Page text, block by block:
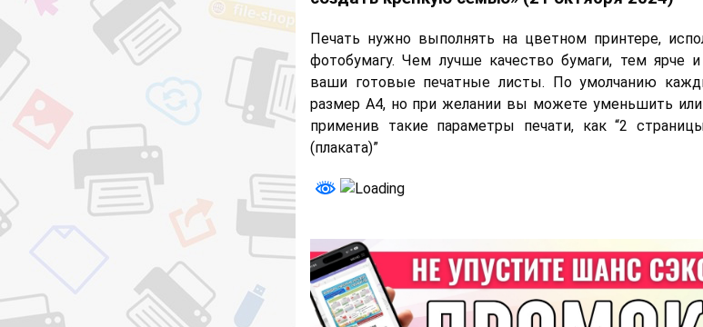
Печать нужно выполнять на цветном принтере,
фотобумагу. Чем лучше качество бумаги, тем ярче
ваши готовые печатные листы. По умолчанию
размер А4, но при желании вы можете уменьшить или
применив такие параметры печати, как “2
(плаката)”